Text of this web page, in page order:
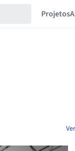
Projetos